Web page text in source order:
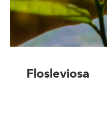
Flosleviosa